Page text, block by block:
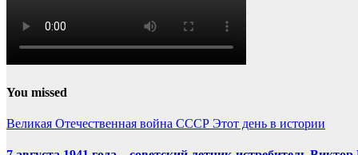
You missed
Великая Отечественная война СССР Этот день в истории